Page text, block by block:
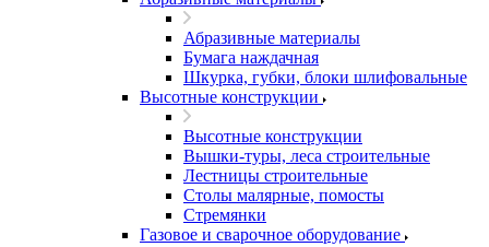
Абразивные материалы
Бумага наждачная
Шкурка, губки, блоки шлифовальные
Высотные конструкции
Высотные конструкции
Вышки-туры, леса строительные
Лестницы строительные
Столы малярные, помосты
Стремянки
Газовое и сварочное оборудование